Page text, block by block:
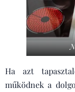
Ha azt
működnek a